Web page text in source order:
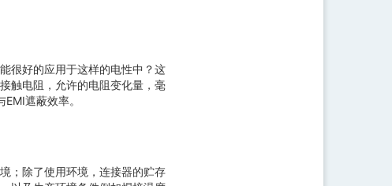
很好的应用于这样的电性中？这
触电阻，允许的电阻变化量，毫
遮蔽效率。
；除了使用环境，连接器的贮存